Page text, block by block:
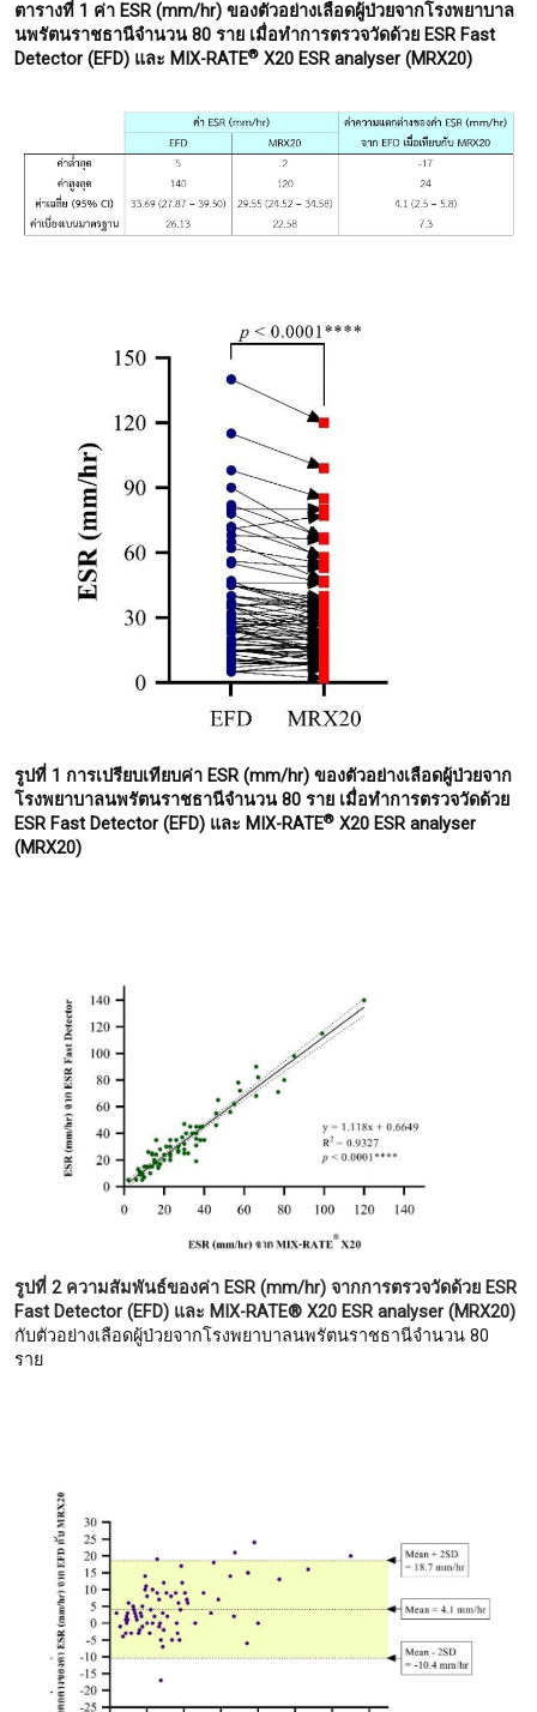
ตารางที่ 1 ค่า ESR (mm/hr) ของตัวอย่างเลือดผู้ป่วยจากโรงพยาบาล
นพรัตนราชธานีจำนวน 80 ราย เมื่อทำการตรวจวัดด้วย ESR Fast
Detector (EFD) และ MIX-RATE® X20 ESR analyser (MRX20)
รูปที่ 1 การเปรียบเทียบค่า ESR (mm/hr) ของตัวอย่างเลือดผู้ป่วยจาก
โรงพยาบาลนพรัตนราชธานีจำนวน 80 ราย เมื่อทำการตรวจวัดด้วย
ESR Fast Detector (EFD) และ MIX-RATE® X20 ESR analyser
(MRX20)
รูปที่ 2 ความสัมพันธ์ของค่า ESR (mm/hr) จากการตรวจวัดด้วย ESR
Fast Detector (EFD) และ MIX-RATE® X20 ESR analyser (MRX20)
กับตัวอย่างเลือดผู้ป่วยจากโรงพยาบาลนพรัตนราชธานีจำนวน 80
ราย